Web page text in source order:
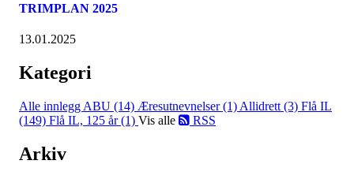
TRIMPLAN 2025
13.01.2025
Kategori
Alle innlegg ABU (14) Æresutnevnelser (1) Allidrett (3) Flå IL
(149) Flå IL, 125 år (1) Vis alle RSS
Arkiv